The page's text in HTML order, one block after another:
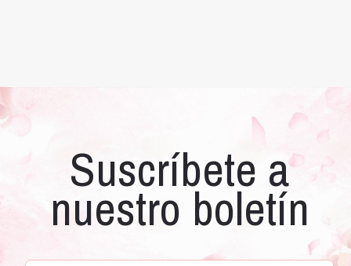
Suscríbete a
nuestro boletín